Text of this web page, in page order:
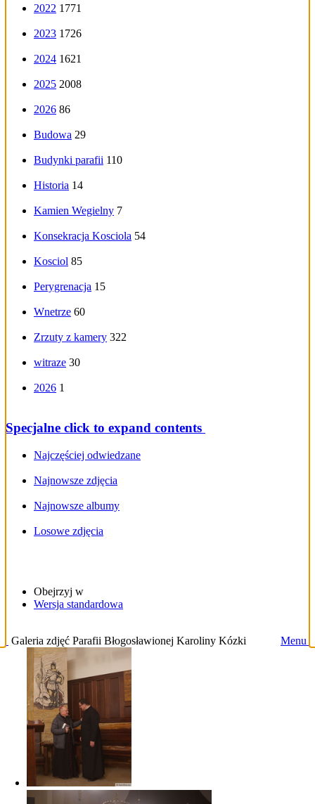
2022 1771
2023 1726
2024 1621
2025 2008
2026 86
Budowa 29
Budynki parafii 110
Historia 14
Kamien Wegielny 7
Konsekracja Kosciola 54
Kosciol 85
Perygrenacja 15
Wnetrze 60
Zrzuty z kamery 322
witraze 30
2026 1
Specjalne click to expand contents
Najczęściej odwiedzane
Najnowsze zdjęcia
Najnowsze albumy
Losowe zdjęcia
Obejrzyj w
Wersja standardowa
Galeria zdjęć Parafii Błogosławionej Karoliny Kózki Menu